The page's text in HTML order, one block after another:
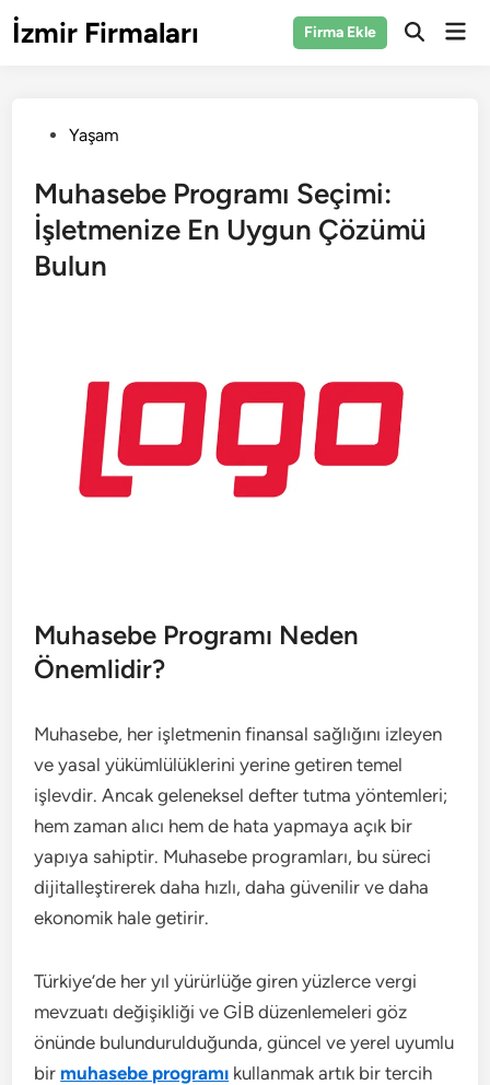
Skip
toİzmir Firmaları Firma Ekle
Open
PostedYaşam
Muhasebe Programı Seçimi:
İşletmenize En Uygun Çözümü
Bulun
Muhasebe Programı Neden
Önemlidir?
Muhasebe, her işletmenin finansal sağlığını izleyen
ve yasal yükümlülüklerini yerine getiren temel
işlevdir. Ancak geleneksel defter tutma yöntemleri;
hem zaman alıcı hem de hata yapmaya açık bir
yapıya sahiptir. Muhasebe programları, bu süreci
dijitalleştirerek daha hızlı, daha güvenilir ve daha
ekonomik hale getirir.
Türkiye’de her yıl yürürlüğe giren yüzlerce vergi
mevzuatı değişikliği ve GİB düzenlemeleri göz
önünde bulundurulduğunda, güncel ve yerel uyumlu
bir muhasebe programı kullanmak artık bir tercih